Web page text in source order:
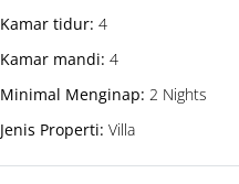
Kamar tidur: 4
Kamar mandi: 4
Minimal Menginap: 2 Nights
Jenis Properti: Villa